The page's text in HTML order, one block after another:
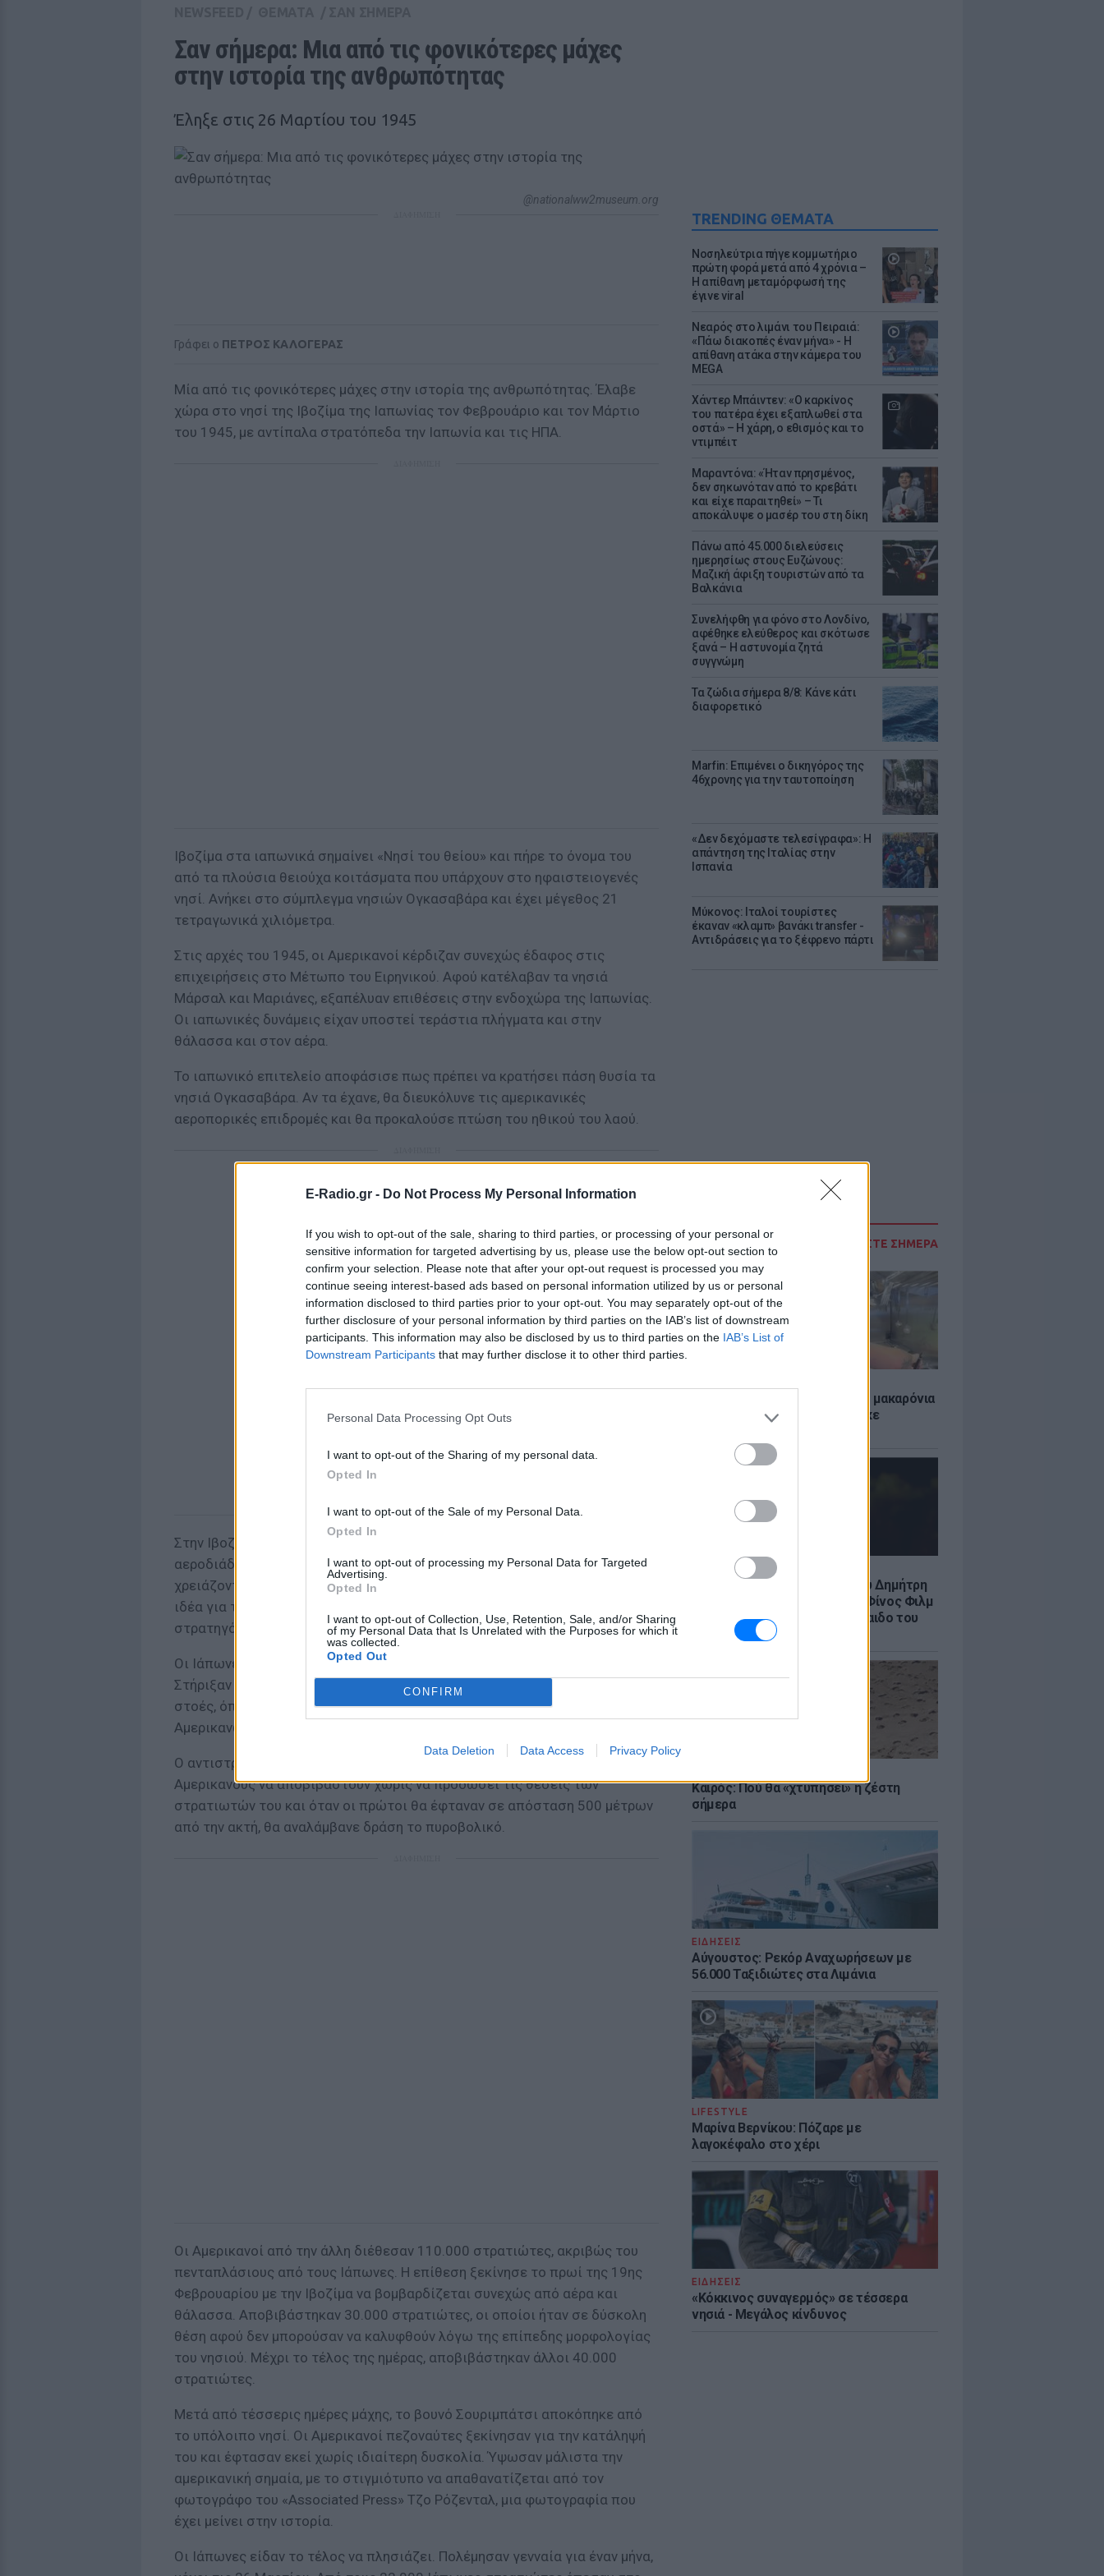
E-Radio.gr - Do Not Process My Personal Information
If you wish to opt-out of the sale, sharing to third parties, or processing of your personal or
sensitive information for targeted advertising by us, please use the below opt-out section to
confirm your selection. Please note that after your opt-out request is processed you may
continue seeing interest-based ads based on personal information utilized by us or personal
information disclosed to third parties prior to your opt-out. You may separately opt-out of the
further disclosure of your personal information by third parties on the IAB’s list of downstream
participants. This information may also be disclosed by us to third parties on the IAB’s List of
Downstream Participants that may further disclose it to other third parties.
Personal Data Processing Opt Outs
I want to opt-out of the Sharing of my personal data.
Opted In
I want to opt-out of the Sale of my Personal Data.
Opted In
I want to opt-out of processing my Personal Data for Targeted
Advertising.
Opted In
I want to opt-out of Collection, Use, Retention, Sale, and/or Sharing
of my Personal Data that Is Unrelated with the Purposes for which it
was collected.
Opted Out
CONFIRM
Data Deletion Data Access Privacy Policy
TRENDING ΘΕΜΑΤΑ
Νοσηλεύτρια πήγε κομμωτήριο
πρώτη φορά μετά από 4 χρόνια –
Η απίθανη μεταμόρφωσή της
έγινε viral
Νεαρός στο λιμάνι του Πειραιά:
«Πάω διακοπές έναν μήνα» - Η
απίθανη ατάκα στην κάμερα του
MEGA
Χάντερ Μπάιντεν: «Ο καρκίνος
του πατέρα έχει εξαπλωθεί στα
οστά» – Η χάρη, ο εθισμός και το
ντιμπέιτ
Μαραντόνα: «Ήταν πρησμένος,
δεν σηκωνόταν από το κρεβάτι
και είχε παραιτηθεί» – Τι
αποκάλυψε ο μασέρ του στη δίκη
Πάνω από 45.000 διελεύσεις
ημερησίως στους Ευζώνους:
Μαζική άφιξη τουριστών από τα
Βαλκάνια
Συνελήφθη για φόνο στο Λονδίνο,
αφέθηκε ελεύθερος και σκότωσε
ξανά – Η αστυνομία ζητά
συγγνώμη
Τα ζώδια σήμερα 8/8: Κάνε κάτι
διαφορετικό
Marfin: Επιμένει ο δικηγόρος της
46χρονης για την ταυτοποίηση
«Δεν δεχόμαστε τελεσίγραφα»: Η
απάντηση της Ιταλίας στην
Ισπανία
Μύκονος: Ιταλοί τουρίστες
έκαναν «κλαμπ» βανάκι transfer -
Αντιδράσεις για το ξέφρενο πάρτι
ΔΙΑΒΑΣΤΕ ΣΗΜΕΡΑ
Ο Μπρούκλιν Μπέκαμ έβρασε μακαρόνια
με θαλασσινό νερό και δέχτηκε
LIFESTYLE
22 χρόνια από τον θάνατο του Δημήτρη
Παπαμιχαήλ: Η ανάρτηση της Φίνος Φιλμ
για το «γοητευτικό λεβεντόπαιδο του
ελληνικού σινεμά»
Καιρός: Πού θα «χτυπήσει» η ζέστη
σήμερα
ΕΙΔΗΣΕΙΣ
Αύγουστος: Ρεκόρ Αναχωρήσεων με
56.000 Ταξιδιώτες στα Λιμάνια
LIFESTYLE
Μαρίνα Βερνίκου: Πόζαρε με
λαγοκέφαλο στο χέρι
ΕΙΔΗΣΕΙΣ
«Κόκκινος συναγερμός» σε τέσσερα
νησιά - Μεγάλος κίνδυνος
Σαν σήμερα: Μια από τις φονικότερες μάχες
στην ιστορία της ανθρωπότητας
Έληξε στις 26 Μαρτίου του 1945
@nationalww2museum.org
Γράφει ο ΠΕΤΡΟΣ ΚΑΛΟΓΕΡΑΣ
Μία από τις φονικότερες μάχες στην ιστορία της ανθρωπότητας. Έλαβε
χώρα στο νησί της Ιβοζίμα της Ιαπωνίας τον Φεβρουάριο και τον Μάρτιο
του 1945, με αντίπαλα στρατόπεδα την Ιαπωνία και τις ΗΠΑ.
Ιβοζίμα στα ιαπωνικά σημαίνει «Νησί του θείου» και πήρε το όνομα του
από τα πλούσια θειούχα κοιτάσματα που υπάρχουν στο ηφαιστειογενές
νησί. Ανήκει στο σύμπλεγμα νησιών Ογκασαβάρα και έχει μέγεθος 21
τετραγωνικά χιλιόμετρα.
Στις αρχές του 1945, οι Αμερικανοί κέρδιζαν συνεχώς έδαφος στις
επιχειρήσεις στο Μέτωπο του Ειρηνικού. Αφού κατέλαβαν τα νησιά
Μάρσαλ και Μαριάνες, εξαπέλυαν επιθέσεις στην ενδοχώρα της Ιαπωνίας.
Οι ιαπωνικές δυνάμεις είχαν υποστεί τεράστια πλήγματα και στην
θάλασσα και στον αέρα.
Το ιαπωνικό επιτελείο αποφάσισε πως πρέπει να κρατήσει πάση θυσία τα
νησιά Ογκασαβάρα. Αν τα έχανε, θα διευκόλυνε τις αμερικανικές
αεροπορικές επιδρομές και θα προκαλούσε πτώση του ηθικού του λαού.
Στην Ιβοζίμα υπήρχε ραντάρ έγκυρης προειδοποίησης και δυο
αεροδιάδρομοι. Οι Αμερικανοί το είχαν βάλει στο μάτι γιατί το
χρειάζονταν ως γέφυρα για την επιχείρηση που θα έκαναν στην Οκινάβα. Η
ιδέα για την κατάληψή της ανήκε στον ναύαρχο Τσέστερ Νίμιτζ, με τον
στρατηγό Ντάγκλας ΜακΆρθουρ να διαφωνεί.
Οι Ιάπωνες μετέφεραν στο νησί 22.000 στρατιώτες και βαρύ πυροβολικό.
Στήριξαν την άμυνα του νησιού σε ένα δίκτυο με σπηλιές και υπόγειες
στοές, όπου οι στρατιώτες προφυλάσσονταν από τα εκτεταμένα πυρά των
Αμερικανών.
Ο αντιστράτηγος Τανταμίτσι Κουριμπαγιάσι σκόπευε να αφήσει τους
Αμερικανούς να αποβιβαστούν χωρίς να προδώσει τις θέσεις των
στρατιωτών του και όταν οι πρώτοι θα έφταναν σε απόσταση 500 μέτρων
από την ακτή, θα αναλάμβανε δράση το πυροβολικό.
Οι Αμερικανοί από την άλλη διέθεσαν 110.000 στρατιώτες, ακριβώς του
πενταπλάσιους από τους Ιάπωνες. Η επίθεση ξεκίνησε το πρωί της 19ης
Φεβρουαρίου με την Ιβοζίμα να βομβαρδίζεται συνεχώς από αέρα και
θάλασσα. Αποβιβάστηκαν 30.000 στρατιώτες, οι οποίοι ήταν σε δύσκολη
θέση αφού δεν μπορούσαν να καλυφθούν λόγω της επίπεδης μορφολογίας
του νησιού. Μέχρι το τέλος της ημέρας, αποβιβάστηκαν άλλοι 40.000
στρατιώτες.
Μετά από τέσσερις ημέρες μάχης, το βουνό Σουριμπάτσι αποκόπηκε από
το υπόλοιπο νησί. Οι Αμερικανοί πεζοναύτες ξεκίνησαν για την κατάληψή
του και έφτασαν εκεί χωρίς ιδιαίτερη δυσκολία. Ύψωσαν μάλιστα την
αμερικανική σημαία, με το στιγμιότυπο να απαθανατίζεται από τον
φωτογράφο του «Associated Press» Τζο Ρόζενταλ, μια φωτογραφία που
έχει μείνει στην ιστορία.
Οι Ιάπωνες είδαν το τέλος να πλησιάζει. Πολέμησαν γενναία για έναν μήνα,